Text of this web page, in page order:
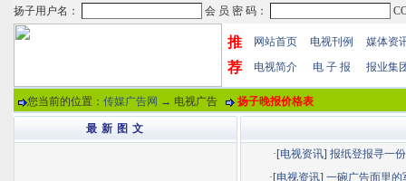
推
荐
网站首页 电视刊例
媒体资
电视简介
电 子 报 报业集
您当前的位置： 传媒广告网 → 电视广告 扬子晚报价格表
·[电视资讯] 报纸登报寻一份
·[电视资讯]一碗广告面里的
最 新 图 文